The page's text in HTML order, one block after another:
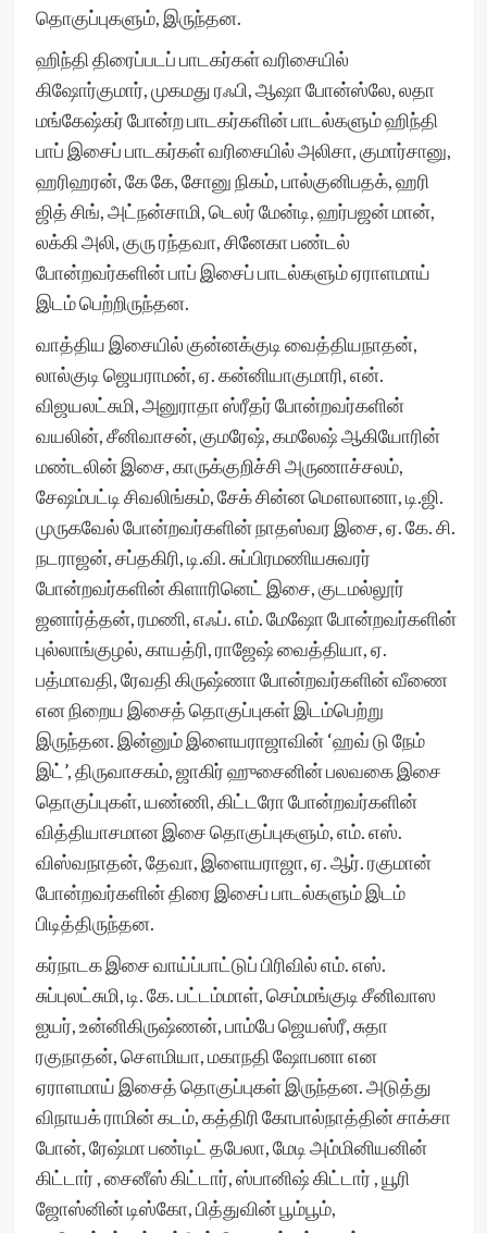
தொகுப்புகளும், இருந்தன.
ஹிந்தி திரைப்படப் பாடகர்கள் வரிசையில்
கிஷோர்குமார், முகமது ரஃபி, ஆஷா போன்ஸ்லே, லதா
மங்கேஷ்கர் போன்ற பாடகர்களின் பாடல்களும் ஹிந்தி
பாப் இசைப் பாடகர்கள் வரிசையில் அலிசா, குமார்சானு,
ஹரிஹரன், கே கே, சோனு நிகம், பால்குனிபதக், ஹரி
ஜித் சிங், அட்நன்சாமி, டெலர் மேன்டி, ஹர்பஜன் மான்,
லக்கி அலி, குரு ரந்தவா, சினேகா பண்டல்
போன்றவர்களின் பாப் இசைப் பாடல்களும் ஏராளமாய்
இடம் பெற்றிருந்தன.
வாத்திய இசையில் குன்னக்குடி வைத்தியநாதன்,
லால்குடி ஜெயராமன், ஏ. கன்னியாகுமாரி, என்.
விஜயலட்சுமி, அனுராதா ஸ்ரீதர் போன்றவர்களின்
வயலின், சீனிவாசன், குமரேஷ், கமலேஷ் ஆகியோரின்
மண்டலின் இசை, காருக்குறிச்சி அருணாச்சலம்,
சேஷம்பட்டி சிவலிங்கம், சேக் சின்ன மௌலானா, டி.ஜி.
முருகவேல் போன்றவர்களின் நாதஸ்வர இசை, ஏ. கே. சி.
நடராஜன், சப்தகிரி, டி.வி. சுப்பிரமணியசுவரர்
போன்றவர்களின் கிளாரினெட் இசை, குடமல்லூர்
ஜனார்த்தன், ரமணி, எஃப். எம். மேஷோ போன்றவர்களின்
புல்லாங்குழல், காயத்ரி, ராஜேஷ் வைத்தியா, ஏ.
பத்மாவதி, ரேவதி கிருஷ்ணா போன்றவர்களின் வீணை
என நிறைய இசைத் தொகுப்புகள் இடம்பெற்று
இருந்தன. இன்னும் இளையராஜாவின் ‘ஹவ் டு நேம்
இட்’, திருவாசகம், ஜாகிர் ஹுசைனின் பலவகை இசை
தொகுப்புகள், யண்ணி, கிட்டரோ போன்றவர்களின்
வித்தியாசமான இசை தொகுப்புகளும், எம். எஸ்.
விஸ்வநாதன், தேவா, இளையராஜா, ஏ. ஆர். ரகுமான்
போன்றவர்களின் திரை இசைப் பாடல்களும் இடம்
பிடித்திருந்தன.
கர்நாடக இசை வாய்ப்பாட்டுப் பிரிவில் எம். எஸ்.
சுப்புலட்சுமி, டி. கே. பட்டம்மாள், செம்மங்குடி சீனிவாஸ
ஐயர், உன்னிகிருஷ்ணன், பாம்பே ஜெயஸ்ரீ, சுதா
ரகுநாதன், சௌமியா, மகாநதி ஷோபனா என
ஏராளமாய் இசைத் தொகுப்புகள் இருந்தன. அடுத்து
விநாயக் ராமின் கடம், கத்திரி கோபால்நாத்தின் சாக்சா
போன், ரேஷ்மா பண்டிட் தபேலா, மேடி அம்மினியனின்
கிட்டார் , சைனீஸ் கிட்டார், ஸ்பானிஷ் கிட்டார் , யூரி
ஜோஸ்னின் டிஸ்கோ, பித்துவின் பூம்பூம்,